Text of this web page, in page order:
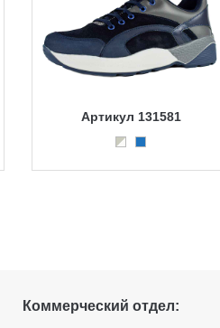
Артикул 131581
Коммерческий отдел: